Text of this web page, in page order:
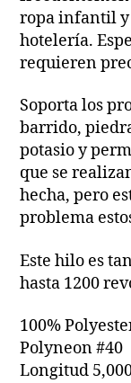
ropa infantil
hotelería.
requieren
Soporta los
barrido,
potasio y
que se
hecha, pero
problema
Este hilo es
hasta 1200
100%
Polyneon #40
Longitud